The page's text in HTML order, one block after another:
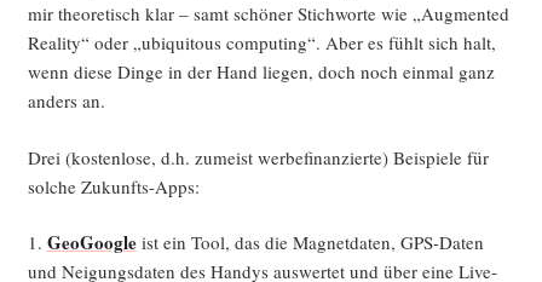
mir theo­re­tisch klar – samt schö­ner Stich­wor­te wie „Aug­men­ted
Rea­li­ty“ oder „ubi­qui­tous com­pu­ting“. Aber es fühlt sich halt,
wenn die­se Din­ge in der Hand lie­gen, doch noch ein­mal ganz
anders an.
Drei (kos­ten­lo­se, d.h. zumeist wer­be­fi­nan­zier­te) Bei­spie­le für
sol­che Zukunfts-Apps:
1. Geo­Goog­leist ein Tool, das die Magnet­da­ten, GPS-Daten
und Nei­gungs­da­ten des Han­dys aus­wer­tet und über eine Live­